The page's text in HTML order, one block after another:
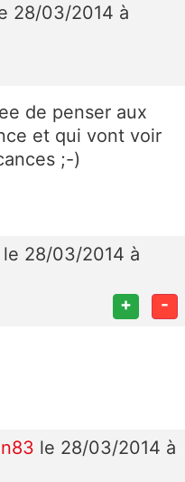
28/03/2014 à
de penser aux
et qui vont voir
;-)
le 28/03/2014 à
+ -
le 28/03/2014 à